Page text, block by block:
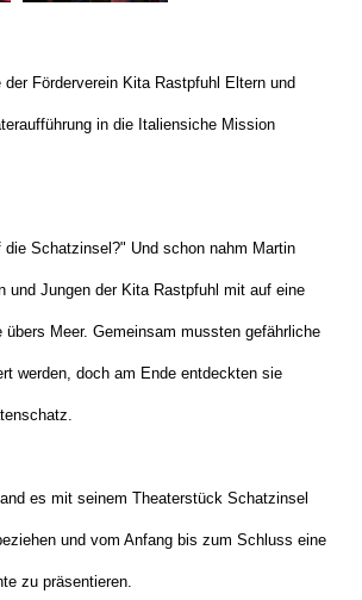
Förderverein Kita Rastpfuhl Eltern und
in die Italiensiche Mission
Schatzinsel?" Und schon nahm Martin
und Jungen der Kita Rastpfuhl mit auf eine
übers Meer. Gemeinsam mussten gefährliche
werden, doch am Ende entdeckten sie
es mit seinem Theaterstück Schatzinsel
und vom Anfang bis zum Schluss eine
zu präsentieren.